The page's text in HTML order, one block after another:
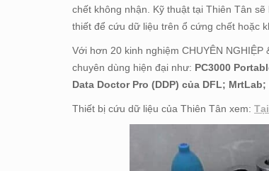
chết không nhận. Kỹ thuật tại Thiên Tân
thiết để cứu dữ liệu trên ổ cứng chết hoặc
Với hơn 20 kinh nghiệm CHUYÊN
chuyên dùng hiện đại như: PC3000
Data Doctor Pro (DDP) của DFL;
Thiết bị cứu dữ liệu của Thiên Tân xem: